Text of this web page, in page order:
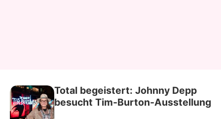
Total begeistert: Johnny Depp
besucht Tim-Burton-Ausstellung